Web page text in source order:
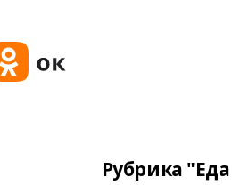
Рубрика